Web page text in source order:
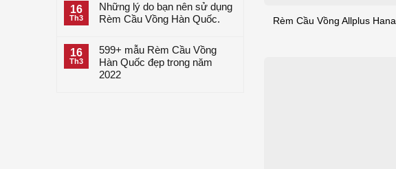
16
Th3
Những lý do bạn nên sử dụng
Rèm Cầu Vồng Hàn Quốc.
16
Th3
599+ mẫu Rèm Cầu Vồng
Hàn Quốc đẹp trong năm
2022
Rèm Cầu Vồng Allplus Hana